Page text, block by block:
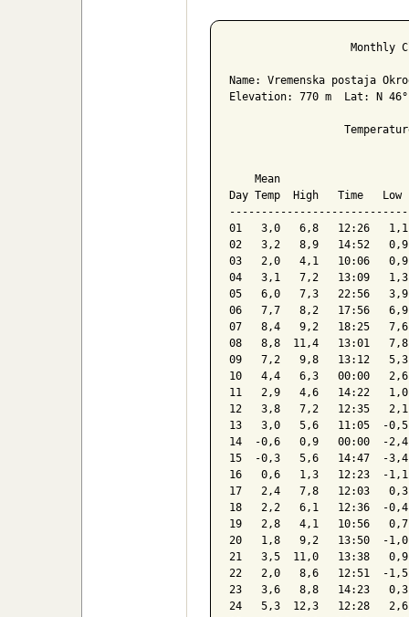
Poročilo za
Monthly
Elevation: 770 m  Lat: N
Mean
Day Temp  High   Time
01   3,0   6,8   12:26
02   3,2   8,9   14:52
03   2,0   4,1   10:06
04   3,1   7,2   13:09
05   6,0   7,3   22:56
06   7,7   8,2   17:56   6,9
07   8,4   9,2   18:25
08   8,8  11,4   13:01
09   7,2   9,8   13:12
10   4,4   6,3   00:00
11   2,9   4,6   14:22
12   3,8   7,2   12:35
13   3,0   5,6   11:05  -
14  -0,6   0,9   00:00  -
15  -0,3   5,6   14:47  -
16   0,6   1,3   12:23  -
17   2,4   7,8   12:03
18   2,2   6,1   12:36  -
19   2,8   4,1   10:56
20   1,8   9,2   13:50  -
21   3,5  11,0   13:38
22   2,0   8,6   12:51  -